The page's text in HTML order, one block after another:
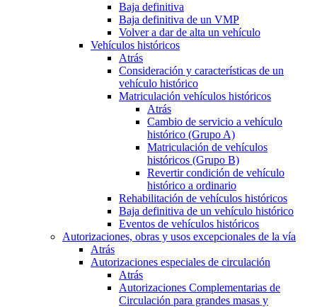
Baja definitiva
Baja definitiva de un VMP
Volver a dar de alta un vehículo
Vehículos históricos
Atrás
Consideración y características de un
vehículo histórico
Matriculación vehículos históricos
Atrás
Cambio de servicio a vehículo
histórico (Grupo A)
Matriculación de vehículos
históricos (Grupo B)
Revertir condición de vehículo
histórico a ordinario
Rehabilitación de vehículos históricos
Baja definitiva de un vehículo histórico
Eventos de vehículos históricos
Autorizaciones, obras y usos excepcionales de la vía
Atrás
Autorizaciones especiales de circulación
Atrás
Autorizaciones Complementarias de
Circulación para grandes masas y